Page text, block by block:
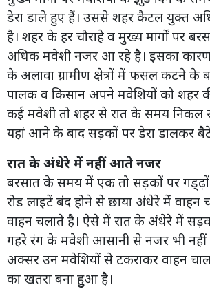
डेरा डाले हुए हैं। उससे शहर कैटल युक्त
है। शहर के हर चौराहे व मुख्य मार्गों पर
अधिक मवेशी नजर आ रहे है। इसका कारण
के अलावा ग्रामीण क्षेत्रों में फसल कटने के
पालक व किसान अपने मवेशियों को शहर
कई मवेशी तो शहर से रात के समय निकल
यहां आने के बाद सड़कों पर डेरा डालकर
रात के अंधेरे में नहीं आते नजर
बरसात के समय में एक तो सड़कों पर
रोड लाइटें बंद होने से छाया अंधेरे में वाहन
वाहन चलाते है। ऐसे में रात के अंधेरे में
गहरे रंग के मवेशी आसानी से नजर भी
अक्सर उन मवेशियों से टकराकर वाहन
का खतरा बना हुुआ है।